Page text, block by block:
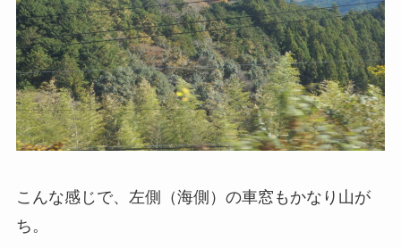
こんな感じで、左側（海側）の車窓もかなり山が
ち。